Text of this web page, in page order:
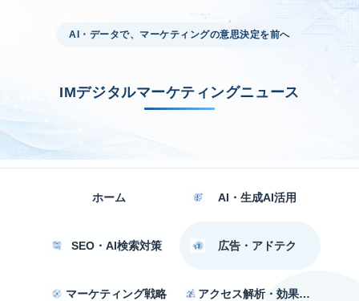
AI・データで、マーケティングの意思決定を前へ
IMデジタルマーケティングニュース
ホーム AI・生成AI活用
SEO・AI検索対策 広告・アドテク
マーケティング戦略 アクセス解析・効果測定